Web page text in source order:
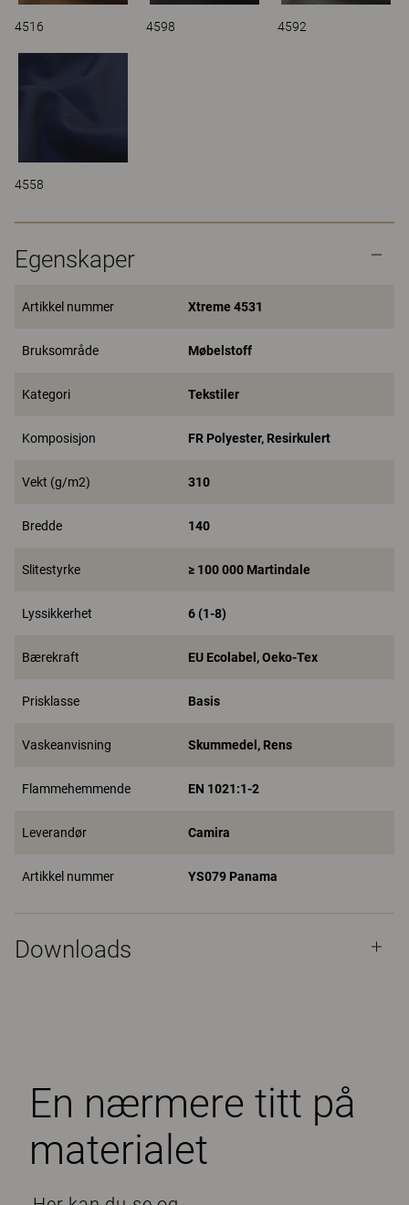
4516 4598 4592
4558
Egenskaper
Artikkel nummer Xtreme 4531
Bruksområde Møbelstoff
Kategori Tekstiler
Komposisjon FR Polyester, Resirkulert
Vekt (g/m2) 310
Bredde 140
Slitestyrke ≥ 100 000 Martindale
Lyssikkerhet 6 (1-8)
Bærekraft EU Ecolabel, Oeko-Tex
Prisklasse Basis
Vaskeanvisning Skummedel, Rens
Flammehemmende EN 1021:1-2
Leverandør Camira
Artikkel nummer YS079 Panama
Downloads
En nærmere titt på
materialet